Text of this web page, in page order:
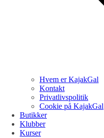
Hvem er KajakGal
Kontakt
Privatlivspolitik
Cookie på KajakGal
Butikker
Klubber
Kurser